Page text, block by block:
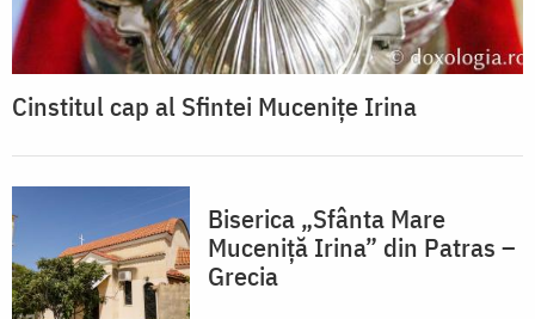
Cinstitul cap al Sfintei Mucenițe Irina
Biserica „Sfânta Mare
Muceniță Irina” din Patras –
Grecia